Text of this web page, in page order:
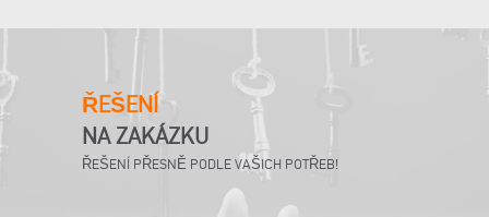
ŘEŠENÍ
NA ZAKÁZKU
ŘEŠENÍ PŘESNĚ PODLE VAŠICH POTŘEB!